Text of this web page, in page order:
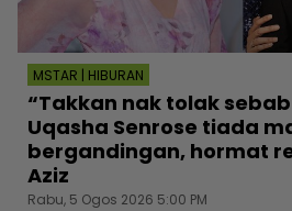
MSTAR | HIBURAN
“Takkan nak tolak
Uqasha Senrose tiada
bergandingan, hormat
Aziz
Rabu, 5 Ogos 2026 5:00 PM